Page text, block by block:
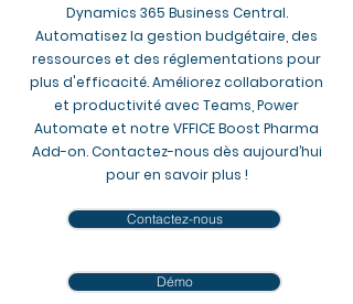
Dynamics 365 Business Central.
Automatisez la gestion budgétaire, des
ressources et des réglementations pour
plus d'efficacité. Améliorez collaboration
et productivité avec Teams, Power
Automate et notre VFFICE Boost Pharma
Add-on. Contactez-nous dès aujourd’hui
pour en savoir plus !
Contactez-nous
Démo